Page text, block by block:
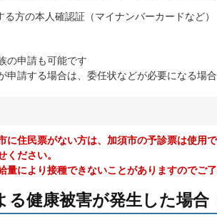
方の本人確認証（マイナンバーカードなど）
の申請も可能です
申請する場合は、委任状などが必要になる場合
に住民票がない方は、加須市の予診票は使用
ください。
量により接種できないことがありますのでご了
る健康被害が発生した場合